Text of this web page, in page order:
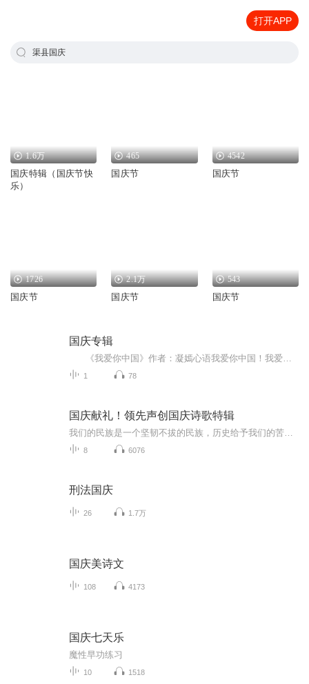
打开APP
渠县国庆
1.6万
国庆特辑（国庆节快
乐）
465
国庆节
4542
国庆节
1726
国庆节
2.1万
国庆节
543
国庆节
国庆专辑
1 78
国庆献礼！领先声创国庆诗歌特辑
8 6076
刑法国庆
26 1.7万
国庆美诗文
108 4173
国庆七天乐
魔性早功练习
10 1518